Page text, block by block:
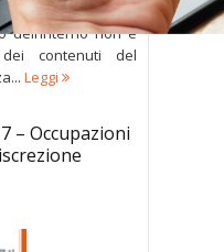
come la
dell’interno non è
contenuti del
Leggi
– Occupazioni